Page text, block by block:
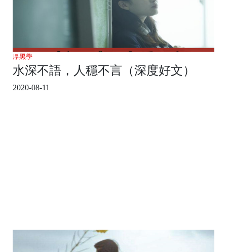
厚黑學
水深不語，人穩不言（深度好文）
2020-08-11